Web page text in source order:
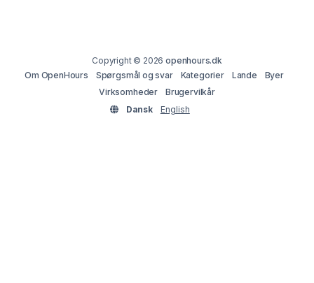
Copyright © 2026openhours.dk
Om OpenHours
Spørgsmål og svar Kategorier Lande
Byer
Virksomheder
Brugervilkår
Dansk
English